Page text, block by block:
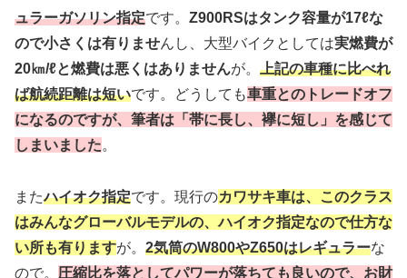
ュラーガソリン指定です。 Z900RSはタンク容量が17ℓな
ので小さくは有りませんし、大型バイクとしては実燃費が
20㎞/ℓと燃費は悪くはありませんが。 上記の車種に比べれ
ば航続距離は短いです。どうしても車重とのトレードオフ
になるのですが、筆者は「帯に長し、襷に短し」を感じて
しまいました。
またハイオク指定です。現行のカワサキ車は、このクラス
はみんなグローバルモデルの、ハイオク指定なので仕方な
い所も有りますが。 2気筒のW800やZ650はレギュラーな
ので。 圧縮比を落としてパワーが落ちても良いので、お財